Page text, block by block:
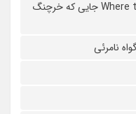
دانلود فیلم Where the Crawdads Sing 2022 جایی که خرچنگ